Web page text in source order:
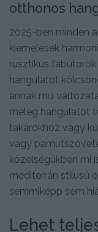
otthonos
2025-ben minden
kiemelések
rusztikus
hangulatot
annak mű
meleg hangulatot
takarókhoz vagy
vagy
közelségükben mi
mediterrán stílusú
semmiképp sem
Lehet